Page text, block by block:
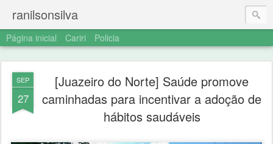
ranilsonsilva
Página inicial Cariri Policia
SEP
27
[Juazeiro do Norte] Saúde promove
caminhadas para incentivar a adoção de
hábitos saudáveis